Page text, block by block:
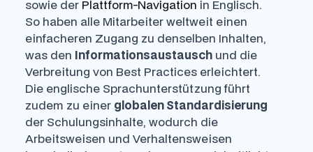
sowie der Plattform-Navigation in Englisch.
So haben alle Mitarbeiter weltweit einen
einfacheren Zugang zu denselben Inhalten,
was den Informationsaustausch und die
Verbreitung von Best Practices erleichtert.
Die englische Sprachunterstützung führt
zudem zu einer globalen Standardisierung
der Schulungsinhalte, wodurch die
Arbeitsweisen und Verhaltensweisen